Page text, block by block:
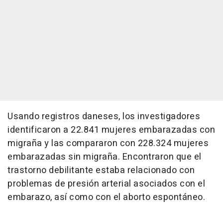
Usando registros daneses, los investigadores
identificaron a 22.841 mujeres embarazadas con
migraña y las compararon con 228.324 mujeres
embarazadas sin migraña. Encontraron que el
trastorno debilitante estaba relacionado con
problemas de presión arterial asociados con el
embarazo, así como con el aborto espontáneo.